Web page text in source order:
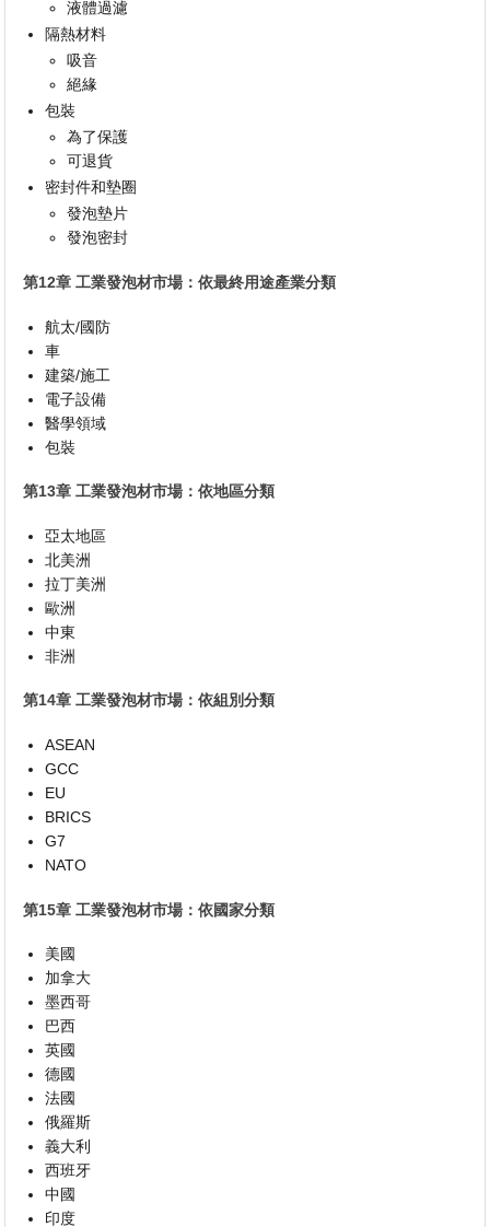
液體過濾
隔熱材料
吸音
絕緣
包裝
為了保護
可退貨
密封件和墊圈
發泡墊片
發泡密封
第12章 工業發泡材市場：依最終用途產業分類
航太/國防
車
建築/施工
電子設備
醫學領域
包裝
第13章 工業發泡材市場：依地區分類
亞太地區
北美洲
拉丁美洲
歐洲
中東
非洲
第14章 工業發泡材市場：依組別分類
ASEAN
GCC
EU
BRICS
G7
NATO
第15章 工業發泡材市場：依國家分類
美國
加拿大
墨西哥
巴西
英國
德國
法國
俄羅斯
義大利
西班牙
中國
印度